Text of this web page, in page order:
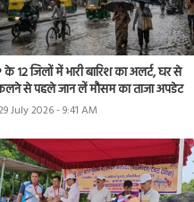
के 12 जिलों में भारी बारिश का अलर्ट, घर से
से पहले जान लें मौसम का ताजा अपडेट
July 2026 - 9:41 AM